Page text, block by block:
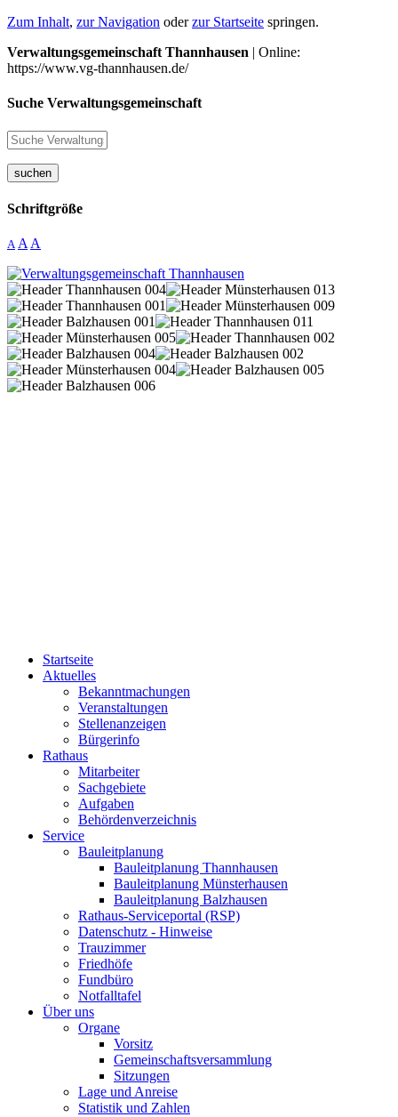
Zum Inhalt, zur Navigation oderzur Startseite springen.
Verwaltungsgemeinschaft Thannhausen | Online:
https://www.vg-thannhausen.de/
Suche Verwaltungsgemeinschaft
suchen
Schriftgröße
A A A
Startseite
Aktuelles
Bekanntmachungen
Veranstaltungen
Stellenanzeigen
Bürgerinfo
Rathaus
Mitarbeiter
Sachgebiete
Aufgaben
Behördenverzeichnis
Service
Bauleitplanung
Bauleitplanung Thannhausen
Bauleitplanung Münsterhausen
Bauleitplanung Balzhausen
Rathaus-Serviceportal (RSP)
Datenschutz - Hinweise
Trauzimmer
Friedhöfe
Fundbüro
Notfalltafel
Über uns
Organe
Vorsitz
Gemeinschaftsversammlung
Sitzungen
Lage und Anreise
Statistik und Zahlen